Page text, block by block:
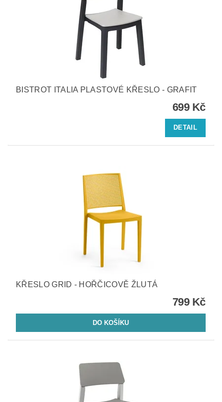
BISTROT ITALIA PLASTOVÉ KŘESLO - GRAFIT
699 Kč
DETAIL
KŘESLO GRID - HOŘČICOVĚ ŽLUTÁ
799 Kč